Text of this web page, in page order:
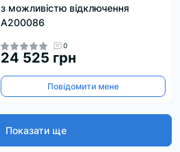
з можливістю відключення
А200086
0
24 525 грн
Повідомити мене
Показати ще